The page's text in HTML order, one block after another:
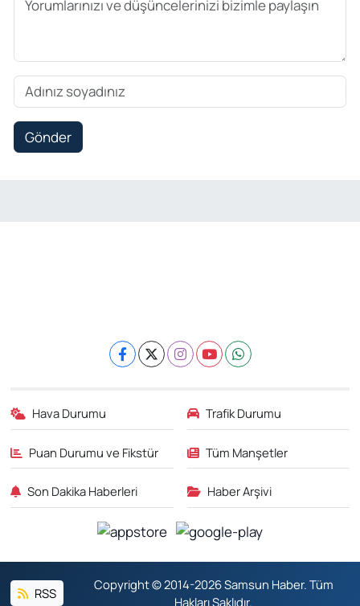
Gönder
Hava Durumu Trafik Durumu
Puan Durumu ve Fikstür Tüm Manşetler
Son Dakika Haberleri Haber Arşivi
RSS
Copyright © 2014-2026 Samsun Haber. Tüm
Hakları Saklıdır.